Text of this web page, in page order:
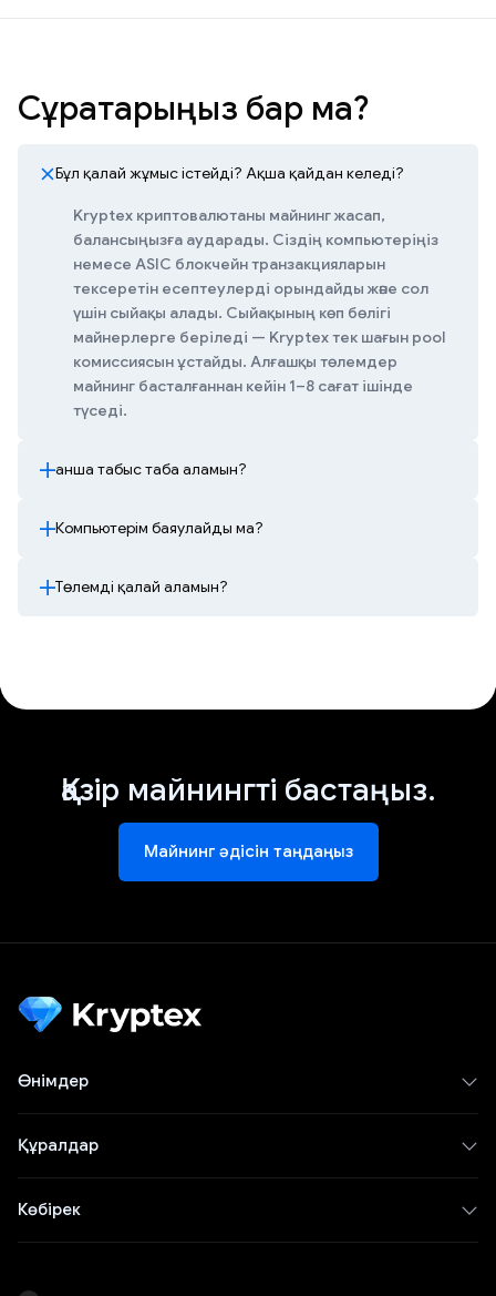
Сұрақтарыңыз бар ма?
Бұл қалай жұмыс істейді? Ақша қайдан келеді?
Kryptex криптовалютаны майнинг жасап,
балансыңызға аударады. Сіздің компьютеріңіз
немесе ASIC блокчейн транзакцияларын
тексеретін есептеулерді орындайды және сол
үшін сыйақы алады. Сыйақының көп бөлігі
майнерлерге беріледі — Kryptex тек шағын pool
комиссиясын ұстайды. Алғашқы төлемдер
майнинг басталғаннан кейін 1–8 сағат ішінде
түседі.
Қанша табыс таба аламын?
Компьютерім баяулайды ма?
Төлемді қалай аламын?
Қазір майнингті бастаңыз.
Майнинг әдісін таңдаңыз
Өнімдер
Құралдар
Көбірек